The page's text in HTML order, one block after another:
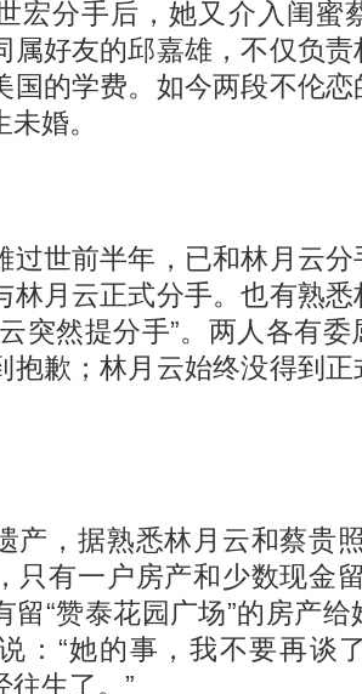
宏分手后，她又介入闺蜜
属好友的邱嘉雄，不仅负
国的学费。如今两段不伦
婚。
世前半年，已和林月云分
林月云正式分手。也有熟
突然提分手”。两人各有
抱歉；林月云始终没得到
，据熟悉林月云和蔡贵照
只有一户房产和少数现金
留“赞泰花园广场”的房产
：“她的事，我不要再谈
往生了。”